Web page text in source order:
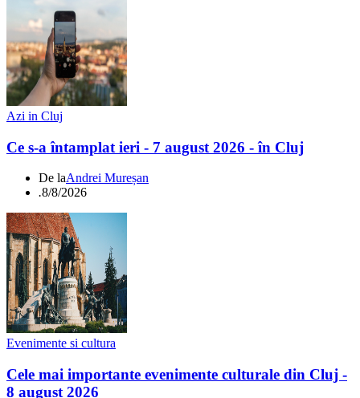
Azi in Cluj
Ce s-a întamplat ieri - 7 august 2026 - în Cluj
De laAndrei Mureșan
.8/8/2026
Evenimente si cultura
Cele mai importante evenimente culturale din Cluj -
8 august 2026